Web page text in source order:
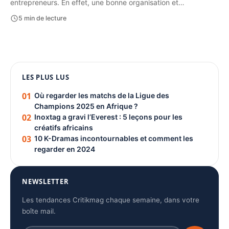
entrepreneurs. En effet, une bonne organisation et…
5 min de lecture
PUBLICITÉ
LES PLUS LUS
01 Où regarder les matchs de la Ligue des
Champions 2025 en Afrique ?
02 Inoxtag a gravi l’Everest : 5 leçons pour les
créatifs africains
03 10 K-Dramas incontournables et comment les
regarder en 2024
NEWSLETTER
Les tendances Critikmag chaque semaine, dans votre
boîte mail.